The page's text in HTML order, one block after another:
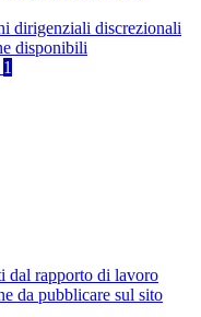
dirigenziali discrezionali
disponibili
1
dal rapporto di lavoro
da pubblicare sul sito